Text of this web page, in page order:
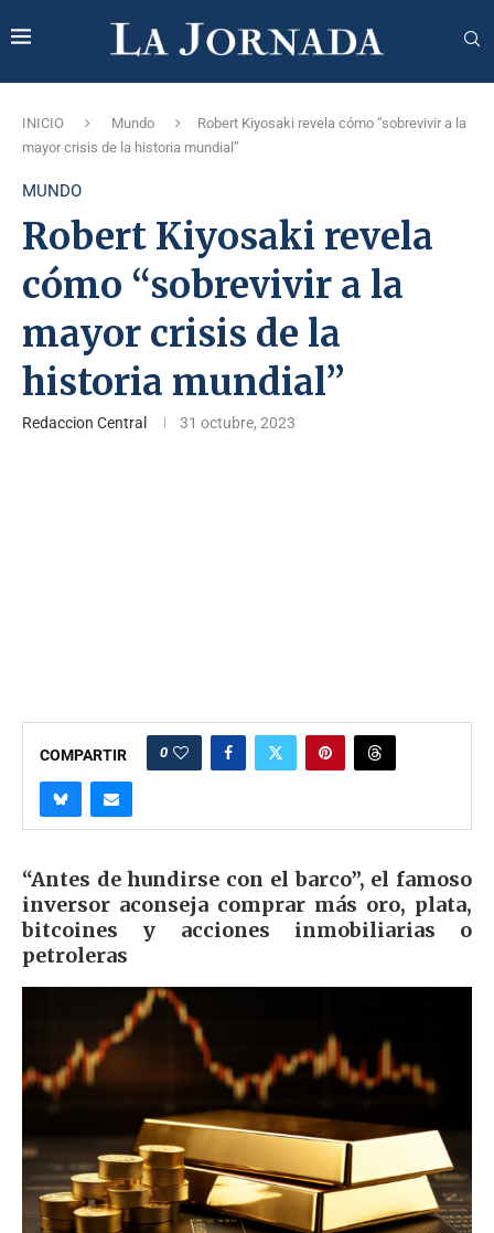
INICIO Mundo
Robert Kiyosaki revela cómo “sobrevivir a la
mayor crisis de la historia mundial”
MUNDO
Robert Kiyosaki revela
cómo “sobrevivir a la
mayor crisis de la
historia mundial”
Redaccion Central 31 octubre, 2023
COMPARTIR 0
“Antes de hundirse con el barco”, el famoso
inversor aconseja comprar más oro, plata,
bitcoines y acciones inmobiliarias o
petroleras